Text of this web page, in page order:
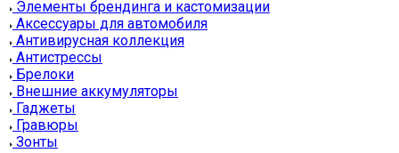
Элементы брендинга и кастомизации
Аксессуары для автомобиля
Антивирусная коллекция
Антистрессы
Брелоки
Внешние аккумуляторы
Гаджеты
Гравюры
Зонты